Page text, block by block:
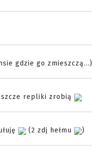
gdzie go zmieszczą...)
repliki zrobią
(2 zdj hełmu )